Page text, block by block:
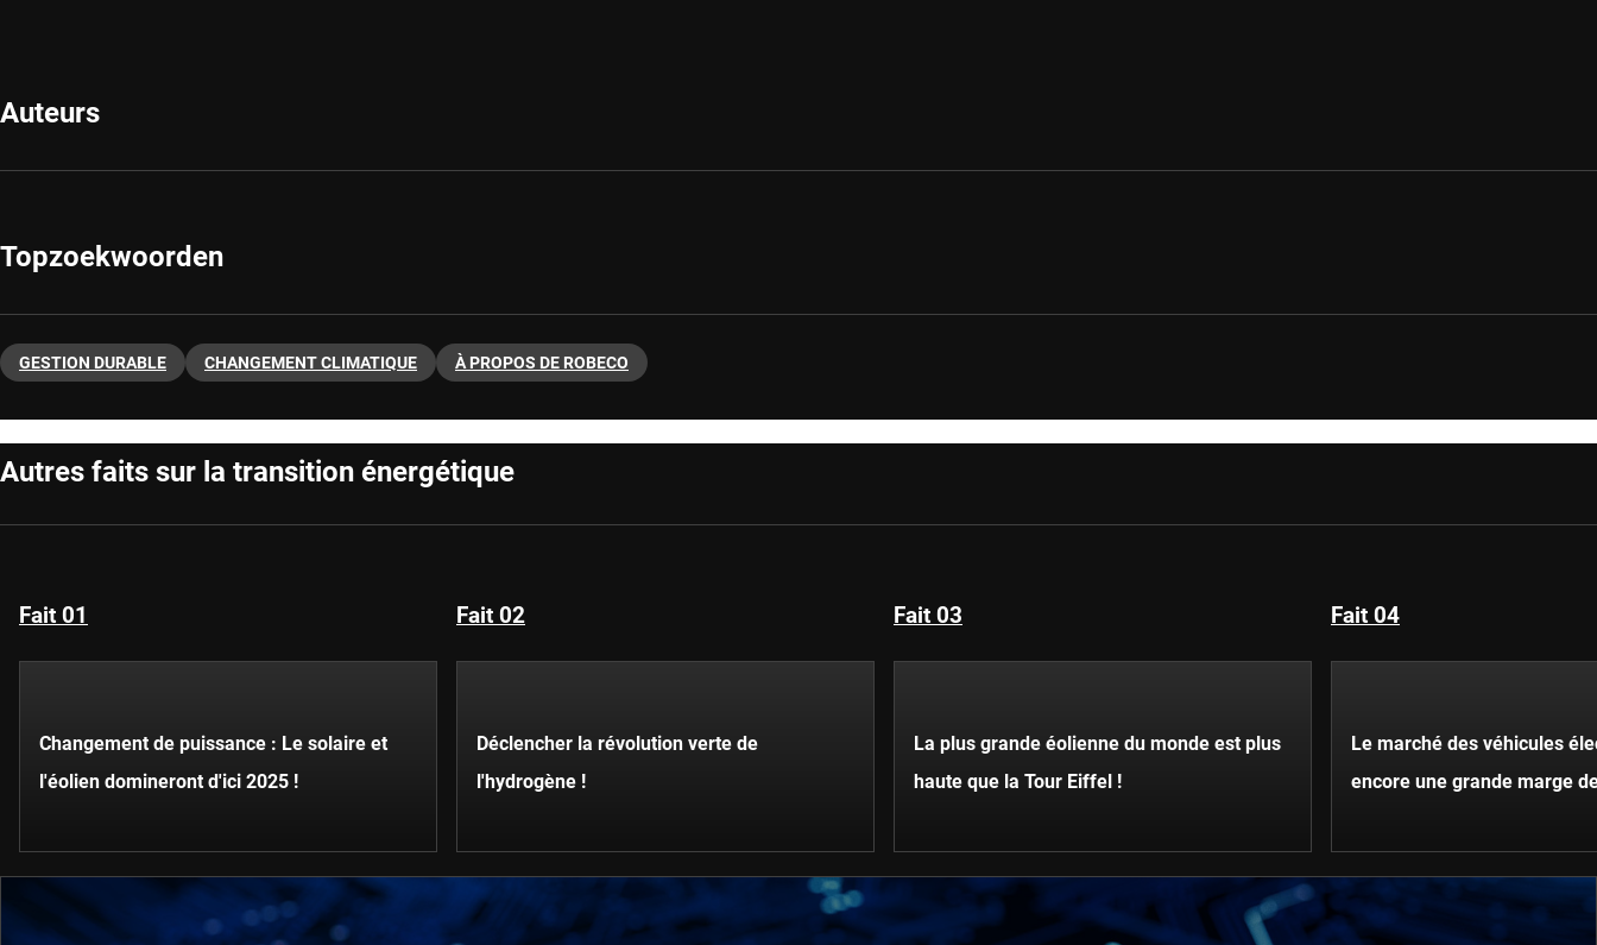
Auteurs
Topzoekwoorden
GESTION DURABLE CHANGEMENT CLIMATIQUE À PROPOS DE ROBECO
Autres faits sur la transition énergétique
Fait 01
Changement de puissance : Le solaire et
l'éolien domineront d'ici 2025 !
Fait 02
Déclencher la révolution verte de
l'hydrogène !
Fait 03
La plus grande éolienne du monde est plus
haute que la Tour Eiffel !
Fait 04
Le marché des véhicules
encore une grande marge